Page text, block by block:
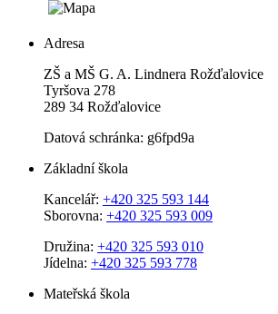
Adresa
ZŠ a MŠ G. A. Lindnera Rožďalovice
Tyršova 278
289 34 Rožďalovice
Datová schránka: g6fpd9a
Základní škola
Kancelář: +420 325 593 144
Sborovna: +420 325 593 009
Družina: +420 325 593 010
Jídelna: +420 325 593 778
Mateřská škola